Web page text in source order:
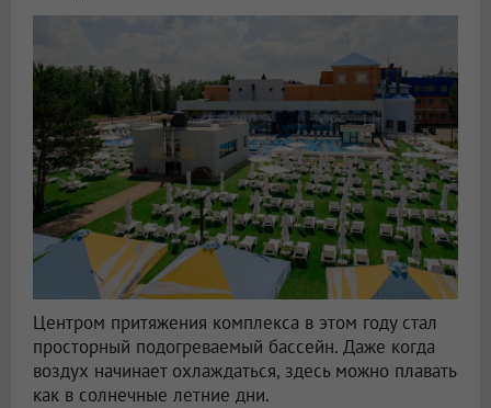
Центром притяжения комплекса в этом году стал
просторный подогреваемый бассейн. Даже когда
воздух начинает охлаждаться, здесь можно плавать
как в солнечные летние дни.